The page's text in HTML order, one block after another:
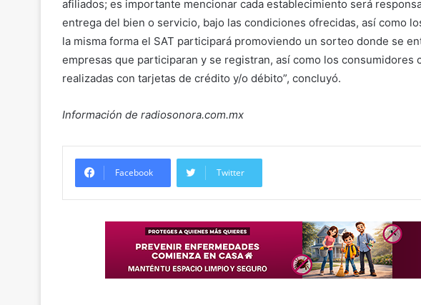
afiliados; es importante mencionar cada establecimiento será
entrega del bien o servicio, bajo las condiciones ofrecidas, así como
la misma forma el SAT participará promoviendo un sorteo donde se
empresas que participaran y se registran, así como los consumidores
realizadas con tarjetas de crédito y/o débito”, concluyó.
Información de radiosonora.com.mx
Facebook Twitter